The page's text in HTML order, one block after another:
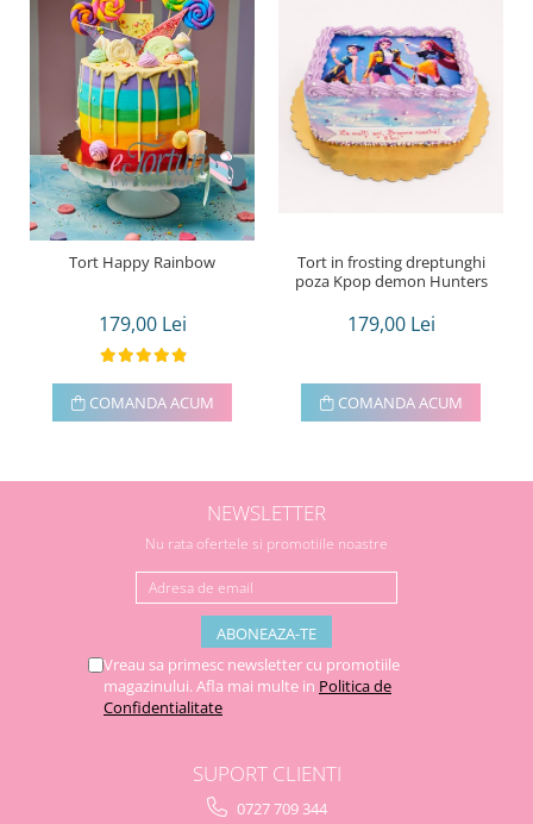
Tort Happy Rainbow
179,00 Lei
COMANDA ACUM
Tort in frosting dreptunghi
poza Kpop demon Hunters
179,00 Lei
COMANDA ACUM
NEWSLETTER
Nu rata ofertele si promotiile noastre
Vreau sa primesc newsletter cu promotiile
magazinului. Afla mai multe in Politica de
Confidentialitate
SUPORT CLIENTI
0727 709 344